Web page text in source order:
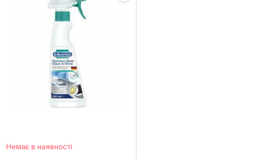
Немає в наявності